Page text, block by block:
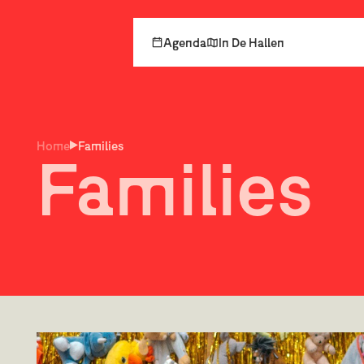
Agenda In De Hallen
Home Families
Families